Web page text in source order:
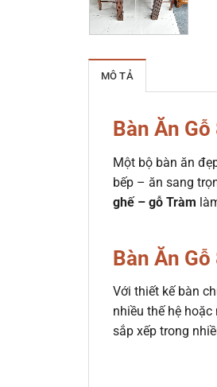
MÔ TẢ
Bàn Ăn
Một bộ bàn ăn
bếp – ăn sang
ghế – gỗ Tràm
Bàn Ăn
Với thiết kế bàn
nhiều thế hệ
sắp xếp trong